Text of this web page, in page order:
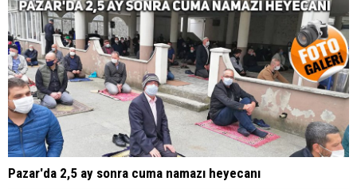
Pazar'da 2,5 ay sonra cuma namazı heyecanı